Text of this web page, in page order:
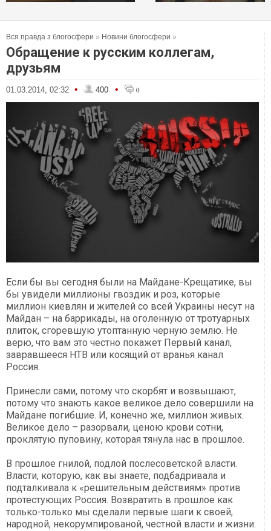
Вся правда з блогосфери » Новини блогосфери »
Обращение к русским коллегам,
друзьям
01.03.2014, 02:32 • 400 • 0
Если бы вы сегодня были на Майдане-Крещатике, вы
бы увидели миллионы гвоздик и роз, которые
миллион киевлян и жителей со всей Украины несут на
Майдан – на баррикады, на оголенную от тротуарных
плиток, сгоревшую утоптанную черную землю. Не
верю, что вам это честно покажет Первый канал,
завравшееся НТВ или косящий от вранья канал
Россия.
Принесли сами, потому что скорбят и возвышают,
потому что знають какое великое дело совершили на
Майдане погибшие. И, конечно же, миллион живых.
Великое дело – разорвали, ценою крови сотни,
проклятую пуповину, которая тянула нас в прошлое.
В прошлое гнилой, подлой послесоветской власти.
Власти, которую, как вы знаете, подбадривала и
подталкивала к «решительным действиям» против
протестующих Россия. Возвратить в прошлое как
только-только мы сделали первые шаги к своей,
народной, некорумпированой, честной власти и жизни.